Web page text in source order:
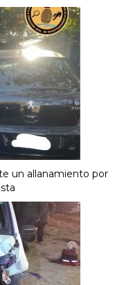
un allanamiento por